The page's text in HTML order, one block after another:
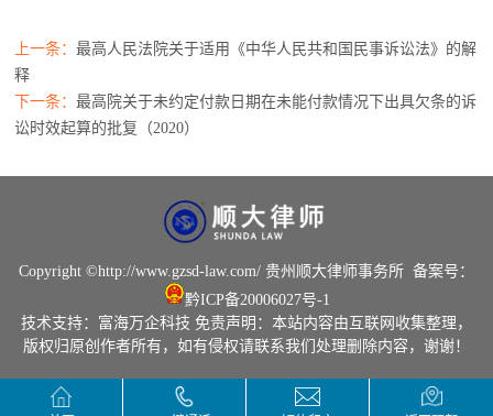
执行类
上一条：最高人民法院关于适用《中华人民共和国民事诉讼法》的解
释
下一条：最高院关于未约定付款日期在未能付款情况下出具欠条的诉
讼时效起算的批复（2020）
Copyright ©http://www.gzsd-law.com/ 贵州顺大律师事务所 备案号：
黔ICP备20006027号-1
技术支持： 富海万企科技 免责声明：本站内容由互联网收集整理，
版权归原创作者所有，如有侵权请联系我们处理删除内容，谢谢！